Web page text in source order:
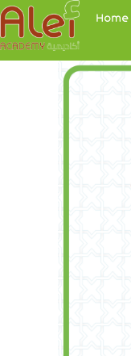
Home